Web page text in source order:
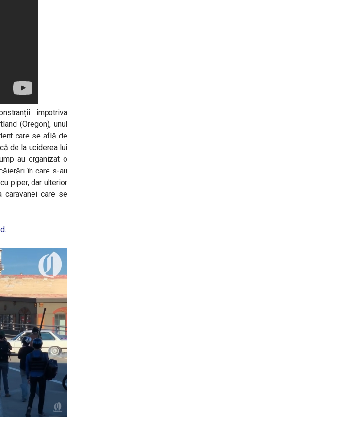
împotriva
(Oregon), unul
care se află de
de la uciderea lui
au organizat o
în care s-au
piper, dar ulterior
care se